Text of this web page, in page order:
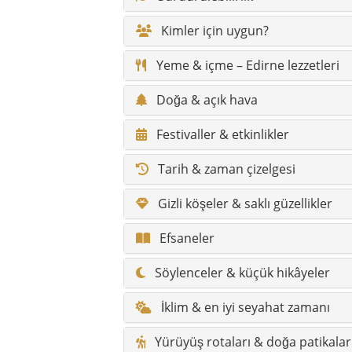
Kimler için uygun?
Yeme & içme – Edirne lezzetleri
Doğa & açık hava
Festivaller & etkinlikler
Tarih & zaman çizelgesi
Gizli köşeler & saklı güzellikler
Efsaneler
Söylenceler & küçük hikâyeler
İklim & en iyi seyahat zamanı
Yürüyüş rotaları & doğa